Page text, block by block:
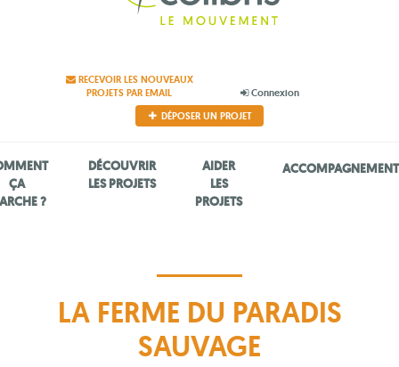
RECEVOIR LES NOUVEAUX
PROJETS PAR EMAIL
Connexion
DÉPOSER UN PROJET
ÇA
?
DÉCOUVRIR
LES PROJETS
AIDER
LES
PROJETS
ACCOMPAGNEMENT
LA FERME DU PARADIS
SAUVAGE